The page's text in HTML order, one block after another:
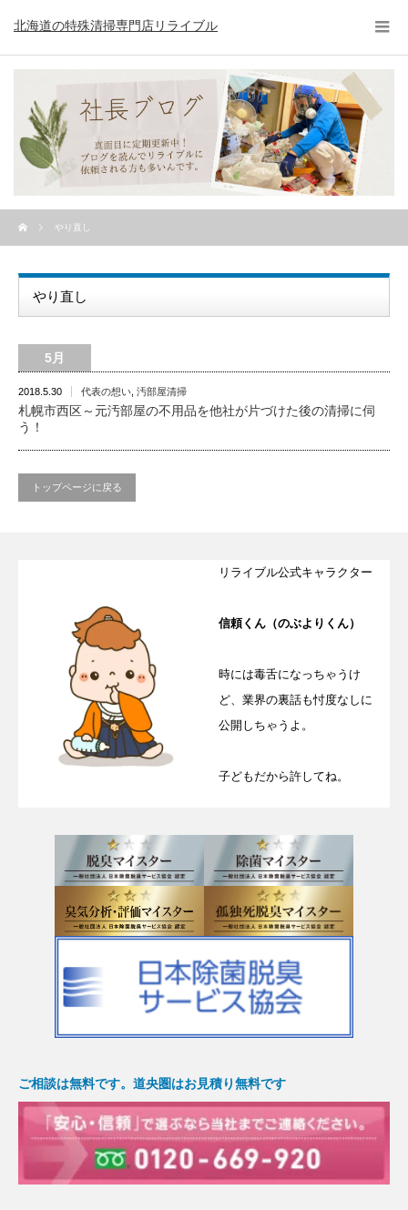
北海道の特殊清掃専門店リライブル
やり直し
やり直し
5月
2018.5.30 代表の想い 汚部屋清掃
札幌市西区～元汚部屋の不用品を他社が片づけた後の清掃に伺
う！
トップページに戻る
リライブル公式キャラクター
信頼くん（のぶよりくん）
時には毒舌になっちゃうけ
ど、業界の裏話も忖度なしに
公開しちゃうよ。
子どもだから許してね。
ご相談は無料です。道央圏はお見積り無料です